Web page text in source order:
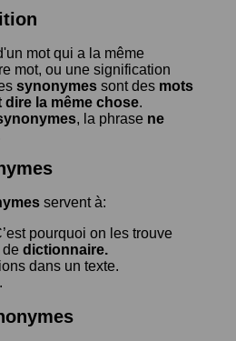
mot qui a la même
mot, ou une signification
synonymes sont des mots
dire la même chose.
, la phrase ne
servent à:
pourquoi on les trouve
de dictionnaire.
dans un texte.